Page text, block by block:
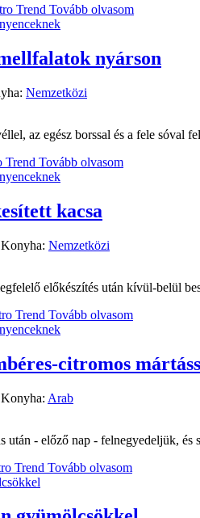
Trend Tovább olvasom
nyárson
Nemzetközi
az egész borssal és a fele sóval
Trend Tovább olvasom
kacsa
Konyha: Nemzetközi
előkészítés után kívül-belül
Trend Tovább olvasom
citromos
Konyha: Arab
után - előző nap - felnegyedeljük, és
Trend Tovább olvasom